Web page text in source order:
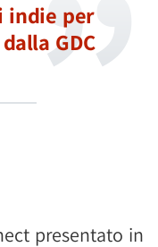
indie per
GDC
presentato in